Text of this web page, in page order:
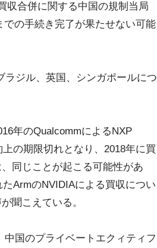
収合併に関する中国の規制当局
の手続き完了が果たせない可能
ジル、英国、シンガポールにつ
年のQualcommによるNXP
の期限切れとなり、2018年に買
同じことが起こる可能性があ
ArmのNVIDIAによる買収につい
聞こえている。
国のプライベートエクィティフ